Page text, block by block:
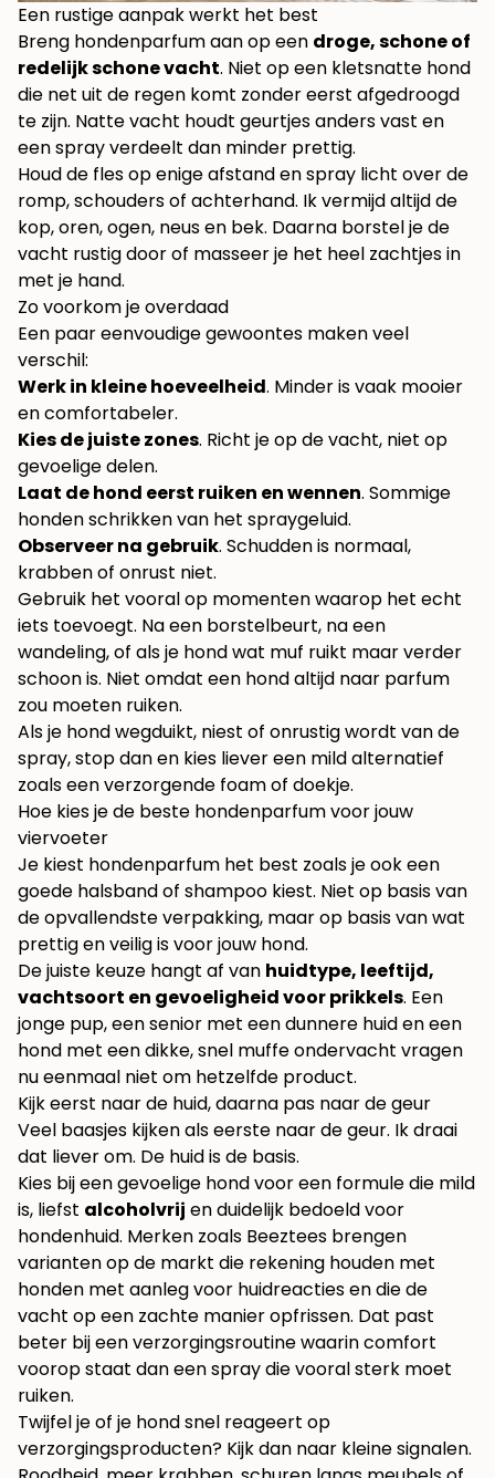
Een rustige aanpak werkt het best
Breng hondenparfum aan op een droge, schone of
redelijk schone vacht. Niet op een kletsnatte hond
die net uit de regen komt zonder eerst afgedroogd
te zijn. Natte vacht houdt geurtjes anders vast en
een spray verdeelt dan minder prettig.
Houd de fles op enige afstand en spray licht over de
romp, schouders of achterhand. Ik vermijd altijd de
kop, oren, ogen, neus en bek. Daarna borstel je de
vacht rustig door of masseer je het heel zachtjes in
met je hand.
Zo voorkom je overdaad
Een paar eenvoudige gewoontes maken veel
verschil:
Werk in kleine hoeveelheid. Minder is vaak mooier
en comfortabeler.
Kies de juiste zones. Richt je op de vacht, niet op
gevoelige delen.
Laat de hond eerst ruiken en wennen. Sommige
honden schrikken van het spraygeluid.
Observeer na gebruik. Schudden is normaal,
krabben of onrust niet.
Gebruik het vooral op momenten waarop het echt
iets toevoegt. Na een borstelbeurt, na een
wandeling, of als je hond wat muf ruikt maar verder
schoon is. Niet omdat een hond altijd naar parfum
zou moeten ruiken.
Als je hond wegduikt, niest of onrustig wordt van de
spray, stop dan en kies liever een mild alternatief
zoals een verzorgende foam of doekje.
Hoe kies je de beste hondenparfum voor jouw
viervoeter
Je kiest hondenparfum het best zoals je ook een
goede halsband of shampoo kiest. Niet op basis van
de opvallendste verpakking, maar op basis van wat
prettig en veilig is voor jouw hond.
De juiste keuze hangt af van huidtype, leeftijd,
vachtsoort en gevoeligheid voor prikkels. Een
jonge pup, een senior met een dunnere huid en een
hond met een dikke, snel muffe ondervacht vragen
nu eenmaal niet om hetzelfde product.
Kijk eerst naar de huid, daarna pas naar de geur
Veel baasjes kijken als eerste naar de geur. Ik draai
dat liever om. De huid is de basis.
Kies bij een gevoelige hond voor een formule die mild
is, liefst alcoholvrij en duidelijk bedoeld voor
hondenhuid. Merken zoals Beeztees brengen
varianten op de markt die rekening houden met
honden met aanleg voor huidreacties en die de
vacht op een zachte manier opfrissen. Dat past
beter bij een verzorgingsroutine waarin comfort
voorop staat dan een spray die vooral sterk moet
ruiken.
Twijfel je of je hond snel reageert op
verzorgingsproducten? Kijk dan naar kleine signalen.